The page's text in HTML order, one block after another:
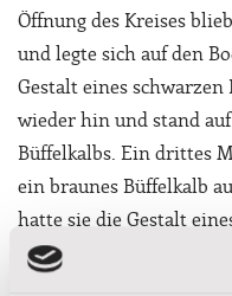
Öffnung des Kreises
und legte sich auf den
Gestalt eines schwarzen
wieder hin und stand
Büffelkalbs. Ein drittes
ein braunes Büffelkalb
hatte sie die Gestalt
Büffelkalbs. Dann ging